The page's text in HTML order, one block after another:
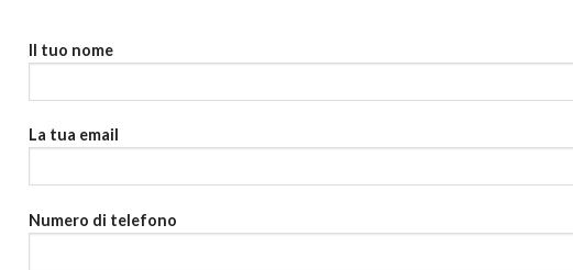
Il tuo nome
La tua email
Numero di telefono